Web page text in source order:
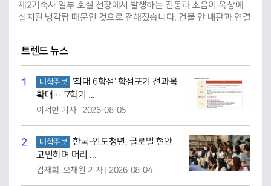
제2기숙사 일부 호실 천장에서 발생하는 진동과 소음이 옥상에
설치된 냉각탑 때문인 것으로 전해졌습니다. 건물 안 배관과 연결
트렌드 뉴스
1 대학주보
'최대 6학점' 학점포기 전과목
확대… '7학기 ...
이서현 기자 2026-08-05
2 대학주보
한국-인도청년, 글로벌 현안
고민하며 머리 ...
김재희, 오채원 기자 2026-08-04